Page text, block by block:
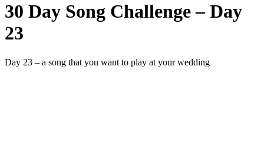
30 Day Song Challenge – Day
23
Day 23 – a song that you want to play at your wedding